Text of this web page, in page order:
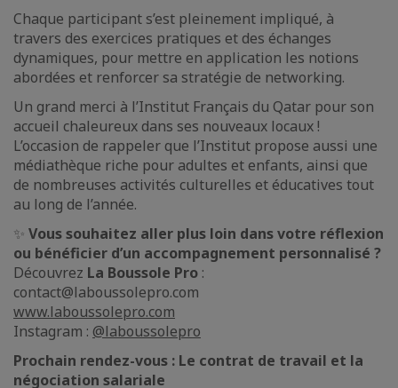
Chaque participant s’est pleinement impliqué, à
travers des exercices pratiques et des échanges
dynamiques, pour mettre en application les notions
abordées et renforcer sa stratégie de networking.
Un grand merci à l’Institut Français du Qatar pour son
accueil chaleureux dans ses nouveaux locaux !
L’occasion de rappeler que l’Institut propose aussi une
médiathèque riche pour adultes et enfants, ainsi que
de nombreuses activités culturelles et éducatives tout
au long de l’année.
✨ Vous souhaitez aller plus loin dans votre réflexion
ou bénéficier d’un accompagnement personnalisé ?
Découvrez La Boussole Pro :
contact@laboussolepro.com
www.laboussolepro.com
Instagram : @laboussolepro
Prochain rendez-vous : Le contrat de travail et la
négociation salariale